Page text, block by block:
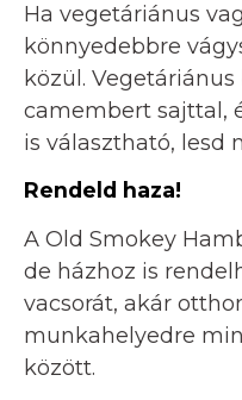
Ha vegetáriánus
könnyedebbre
közül.
camembert sajttal,
is választható, lesd
Rendeld haza!
A Old Smokey
de házhoz is
vacsorát, akár
munkahelyedre
között.